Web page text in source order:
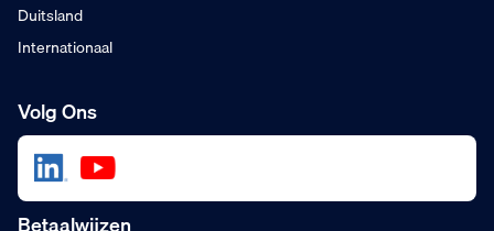
Duitsland
Internationaal
Volg Ons